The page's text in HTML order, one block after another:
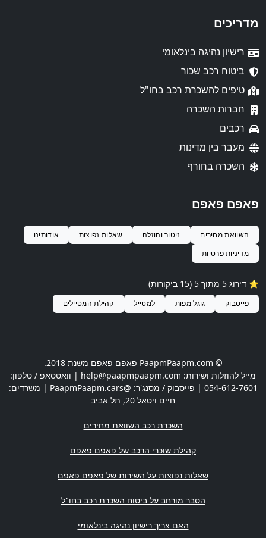
מדריכים
רישיון נהיגה בינלאומי
ביטוח רכב שכור
טיפים להשכרת רכב בחו"ל
חברות השכרה
רכבים
מעבר בין מדינות
השכרה בחורף
פאפם פאפם
השוואת מחירים ניטור והוזלה שאלות נפוצות
אודותינו
מדיניות פרטיות
⭐️ דירוג 5 מתוך 5 (15 ביקורות)
פייסבוק גוגל מפות למטייל קהילת המטיילים
© PaapmPaapm.com פאפם פאפם משנת 2018.
מייל להוזלות ושירות: help@paapmpaapm.com | וואטסאפ / טלפון:
054-612-7601 | פייסבוק / מסנג'ר: @PaapmPaapm.cars | משרדים:
חיים ויטאל 20
, תל אביב
השכרת רכב השוואת מחירים
קהילת שוכרי הרכב של פאפם פאפם
שאלות נפוצות על השירות של פאפם פאפם
הסבר מורחב על ביטוח השכרת רכב בחו"ל
האם צריך רישיון נהיגה בינלאומי